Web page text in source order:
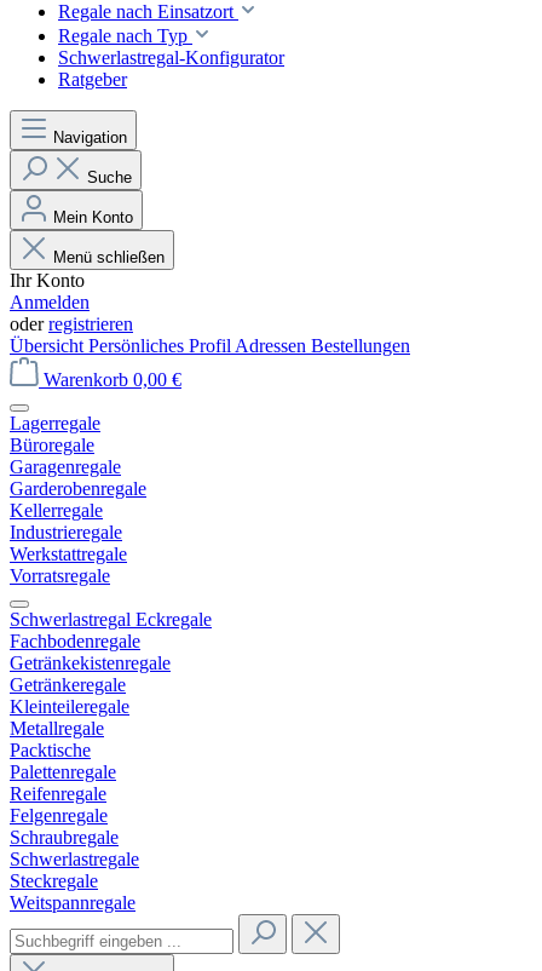
Regale nach Einsatzort
Regale nach Typ
Schwerlastregal-Konfigurator
Ratgeber
Navigation
Suche
Mein Konto
Menü schließen
Ihr Konto
Anmelden
oderregistrieren
Übersicht Persönliches Profil Adressen Bestellungen
Warenkorb 0,00 €
Lagerregale
Büroregale
Garagenregale
Garderobenregale
Kellerregale
Industrieregale
Werkstattregale
Vorratsregale
Schwerlastregal Eckregale
Fachbodenregale
Getränkekistenregale
Getränkeregale
Kleinteileregale
Metallregale
Packtische
Palettenregale
Reifenregale
Felgenregale
Schraubregale
Schwerlastregale
Steckregale
Weitspannregale